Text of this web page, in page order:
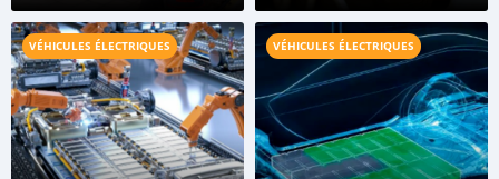
VÉHICULES ÉLECTRIQUES VÉHICULES ÉLECTRIQUES